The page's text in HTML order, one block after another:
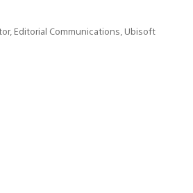
Editorial Communications, Ubisoft